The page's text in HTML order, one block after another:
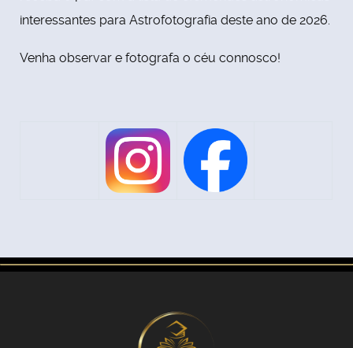
interessantes para Astrofotografia deste ano de 2026.
Venha observar e fotografa o céu connosco!